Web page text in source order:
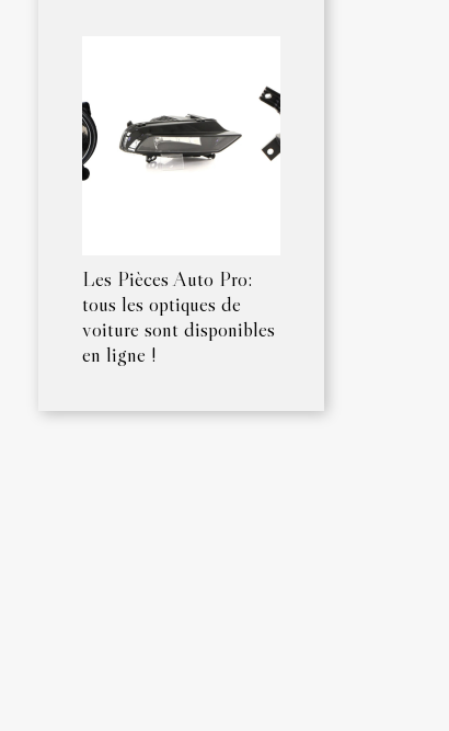
Les Pièces Auto Pro:
tous les optiques de
voiture sont disponibles
en ligne !